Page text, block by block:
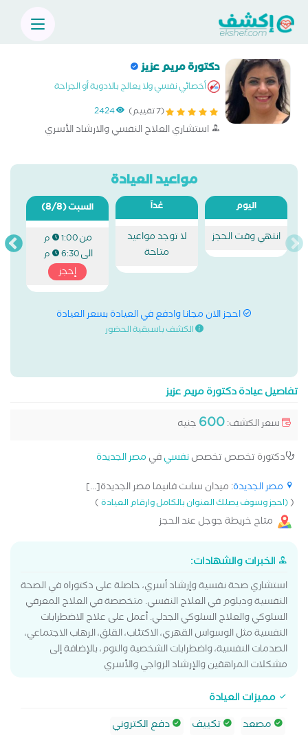
دكتورة مريم عزيز
أخصائي نفسي ولا يعالج بالادوية أو الجراحة
(7 تقييم)
2424
استشاري العلاج النفسي والارشاد الأسري
مواعيد العيادة
اليوم
انتهي وقت الحجز
غداً
لا توجد مواعيد
متاحة
السبت(8/8)
من1:00 م
الى6:30 م
إحجز
احجز الان مجانا وادفع في العيادة بسعر العيادة
الكشف باسبقية الحضور
تفاصيل عيادة دكتورة مريم عزيز
سعر الكشف:600 جنيه
دكتورة تخصص تخصصنفسيفي مصر الجديدة
مصر الجديدة: ميدان سانت فانيما مصر الجديدة[...]
((احجز وسوف يصلك العنوان بالكامل وارقام العيادة)
متاح خريطة جوجل عند الحجز
الخبرات والشهادات:
استشاري صحة نفسية وإرشاد أسري، حاصلة على دكتوراه في الصحة
النفسية ودبلوم في العلاج النفسي. متخصصة في العلاج المعرفي
السلوكي والعلاج السلوكي الجدلي. أعمل على علاج الاضطرابات
النفسية مثل الوسواس القهري، الاكتئاب، القلق، الرهاب الاجتماعي،
الصدمات النفسية، واضطرابات الشخصية والنوم، بالإضافة إلى
مشكلات المراهقين والإرشاد الزواجي والأسري
مميزات العيادة
مصعد
تكييف دفع الكتروني